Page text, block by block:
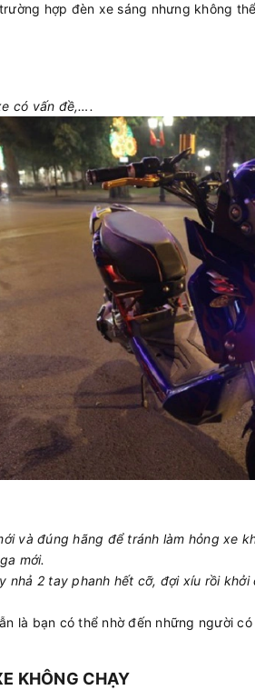
hợp đèn xe sáng nhưng không
có vấn đề,….
và đúng hãng để tránh làm hỏng xe
mới.
nhả 2 tay phanh hết cỡ, đợi xíu rồi
là bạn có thể nhờ đến những người
KHÔNG CHẠY